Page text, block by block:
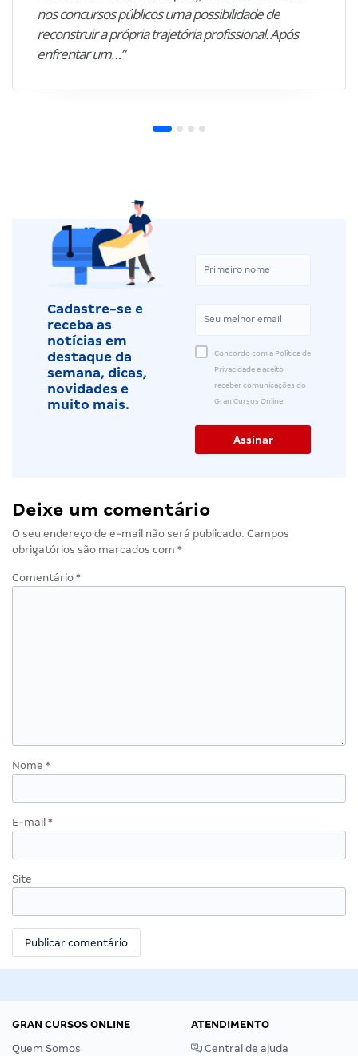
nos concursos públicos uma possibilidade de
reconstruir a própria trajetória profissional. Após
enfrentar um…”
Cadastre-se e
receba as
notícias em
destaque da
semana, dicas,
novidades e
muito mais.
Concordo com a Política de
Privacidade e aceito
receber comunicações do
Gran Cursos Online.
Deixe um comentário
O seu endereço de e-mail não será publicado. Campos
obrigatórios são marcados com *
Comentário *
Nome *
E-mail *
Site
GRAN CURSOS ONLINE
Quem Somos
ATENDIMENTO
Central de ajuda